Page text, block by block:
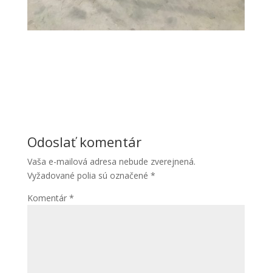
Odoslať komentár
Vaša e-mailová adresa nebude zverejnená.
Vyžadované polia sú označené *
Komentár *
zlepšiť
funkčnosť